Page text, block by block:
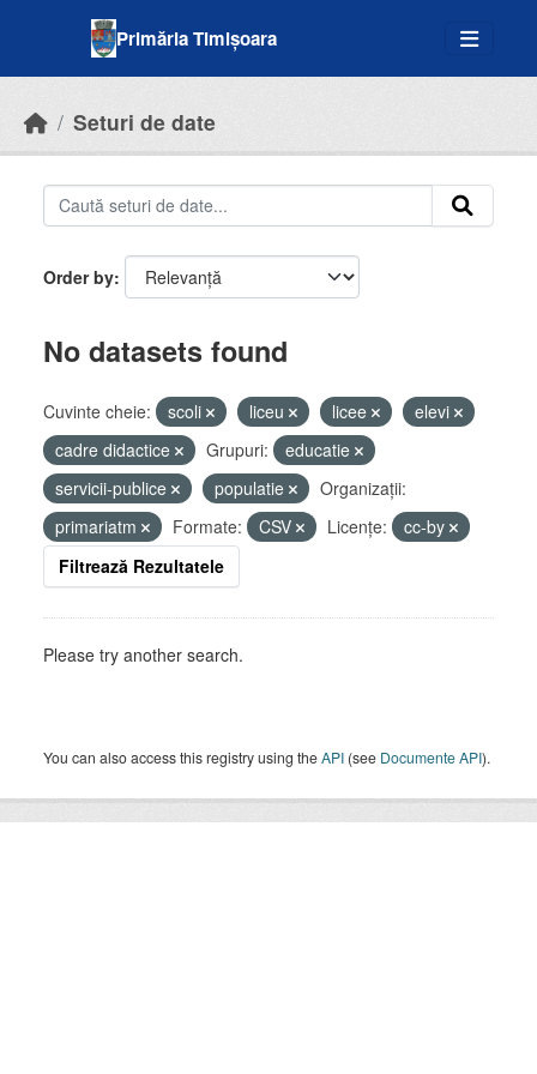
Primăria Timișoara
Seturi de date
Order by
No datasets found
Cuvinte cheie: scoli liceu licee
elevi
cadre didactice
Grupuri:
educatie
servicii-publice
populatie
Organizații:
primariatm
Formate: CSV Licenţe:
cc-by
Filtrează Rezultatele
Please try another search.
You can also access this registry using theAPI (see Documente API).